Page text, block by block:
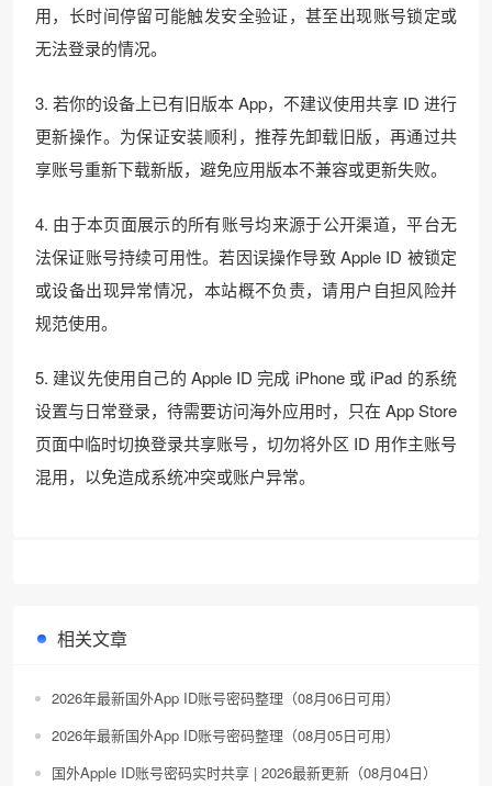
用，长时间停留可能触发安全验证，甚至出现账号锁定或
无法登录的情况。
3. 若你的设备上已有旧版本 App，不建议使用共享 ID 进行
更新操作。为保证安装顺利，推荐先卸载旧版，再通过共
享账号重新下载新版，避免应用版本不兼容或更新失败。
4. 由于本页面展示的所有账号均来源于公开渠道，平台无
法保证账号持续可用性。若因误操作导致 Apple ID 被锁定
或设备出现异常情况，本站概不负责，请用户自担风险并
规范使用。
5. 建议先使用自己的 Apple ID 完成 iPhone 或 iPad 的系统
设置与日常登录，待需要访问海外应用时，只在 App Store
页面中临时切换登录共享账号，切勿将外区 ID 用作主账号
混用，以免造成系统冲突或账户异常。
相关文章
2026年最新国外App ID账号密码整理（08月06日可用）
2026年最新国外App ID账号密码整理（08月05日可用）
国外Apple ID账号密码实时共享 | 2026最新更新（08月04日）